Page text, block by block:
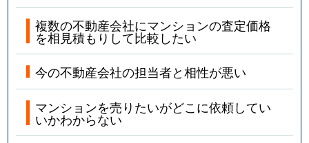
複数の不動産会社にマンションの査定価格
を相見積もりして比較したい
今の不動産会社の担当者と相性が悪い
マンションを売りたいがどこに依頼してい
いかわからない